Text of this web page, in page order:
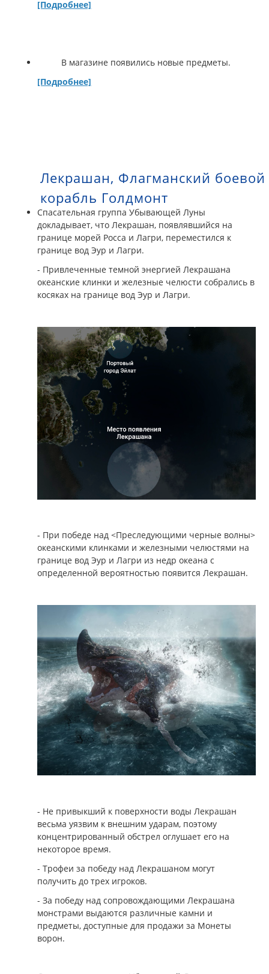
[Подробнее]
В магазине появились новые предметы.
[Подробнее]
Лекрашан, Флагманский боевой
корабль Голдмонт
Спасательная группа Убывающей Луны
докладывает, что Лекрашан, появлявшийся на
границе морей Росса и Лагри, переместился к
границе вод Эур и Лагри.
- Привлеченные темной энергией Лекрашана
океанские клинки и железные челюсти собрались в
косяках на границе вод Эур и Лагри.
- При победе над <Преследующими черные волны>
океанскими клинками и железными челюстями на
границе вод Эур и Лагри из недр океана с
определенной вероятностью появится Лекрашан.
- Не привыкший к поверхности воды Лекрашан
весьма уязвим к внешним ударам, поэтому
концентрированный обстрел оглушает его на
некоторое время.
- Трофеи за победу над Лекрашаном могут
получить до трех игроков.
- За победу над сопровождающими Лекрашана
монстрами выдаются различные камни и
предметы, доступные для продажи за Монеты
ворон.